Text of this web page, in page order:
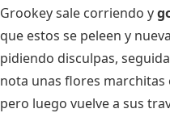
Grookey sale corriendo y
que estos se peleen y
pidiendo disculpas,
nota unas flores marchitas
pero luego vuelve a sus